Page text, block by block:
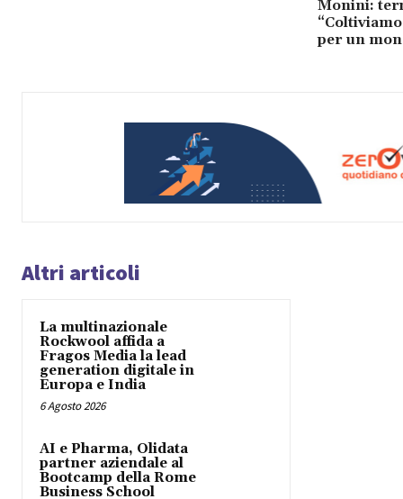
Monini:
per un
Altri articoli
La multinazionale
Rockwool affida a
Fragos Media la lead
generation digitale in
Europa e India
6 Agosto 2026
AI e Pharma, Olidata
partner aziendale al
Bootcamp della Rome
Business School